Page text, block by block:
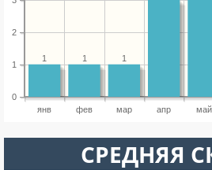
янв фев мар апр май
0
1
2
1
1
1
СРЕДНЯЯ